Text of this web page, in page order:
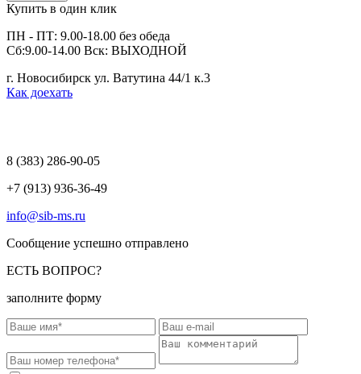
Купить в один клик
ПН - ПТ: 9.00-18.00 без обеда
Сб:9.00-14.00 Вск: ВЫХОДНОЙ
г. Новосибирск ул. Ватутина 44/1 к.3
Как доехать
8 (383) 286-90-05
+7 (913) 936-36-49
info@sib-ms.ru
Сообщение успешно отправлено
ЕСТЬ ВОПРОС?
заполните форму